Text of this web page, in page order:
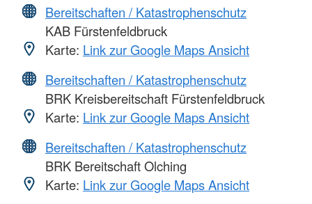
Bereitschaften / Katastrophenschutz
KAB Fürstenfeldbruck
Karte: Link zur Google Maps Ansicht
Bereitschaften / Katastrophenschutz
BRK Kreisbereitschaft Fürstenfeldbruck
Karte: Link zur Google Maps Ansicht
Bereitschaften / Katastrophenschutz
BRK Bereitschaft Olching
Karte: Link zur Google Maps Ansicht